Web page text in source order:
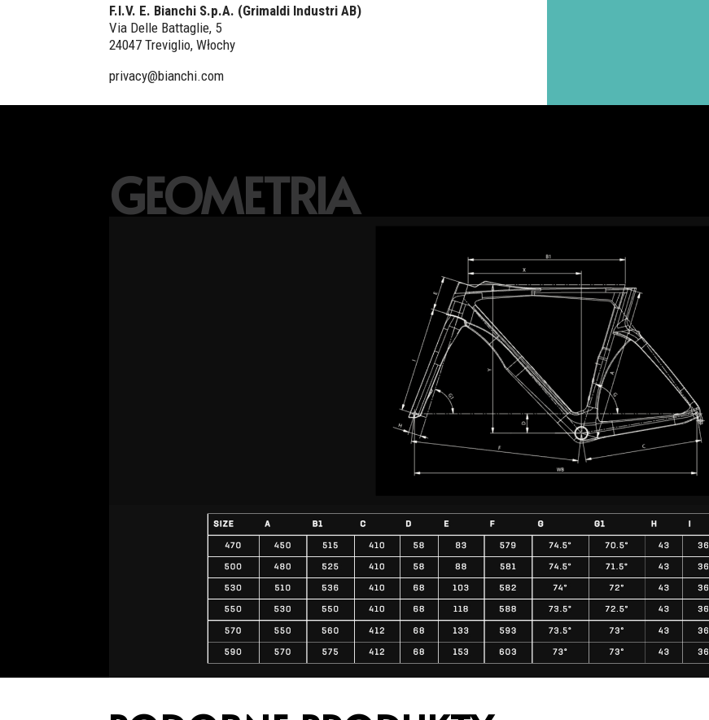
F.I.V. E. Bianchi S.p.A. (Grimaldi Industri AB)
Via Delle Battaglie, 5
24047 Treviglio, Włochy
privacy@bianchi.com
GEOMETRIA